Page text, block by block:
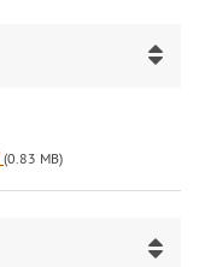
(0.83 MB)